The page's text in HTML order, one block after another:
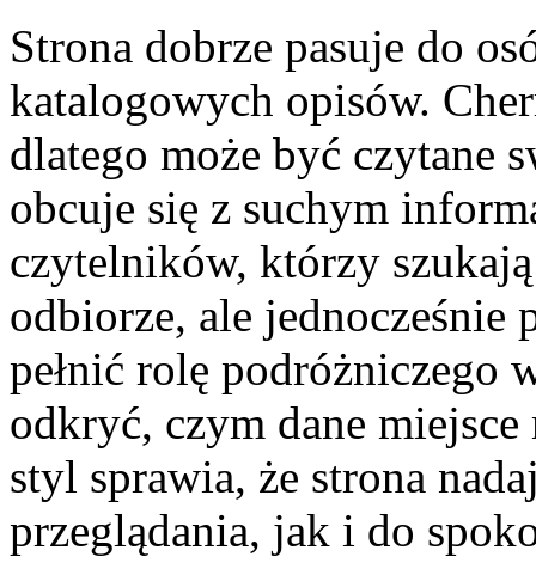
Strona dobrze pasuje do
katalogowych opisów.
dlatego może być czytane
obcuje się z suchym
czytelników, którzy
odbiorze, ale jednocześnie
pełnić rolę podróżniczego
odkryć, czym dane
styl sprawia, że strona
przeglądania, jak i do